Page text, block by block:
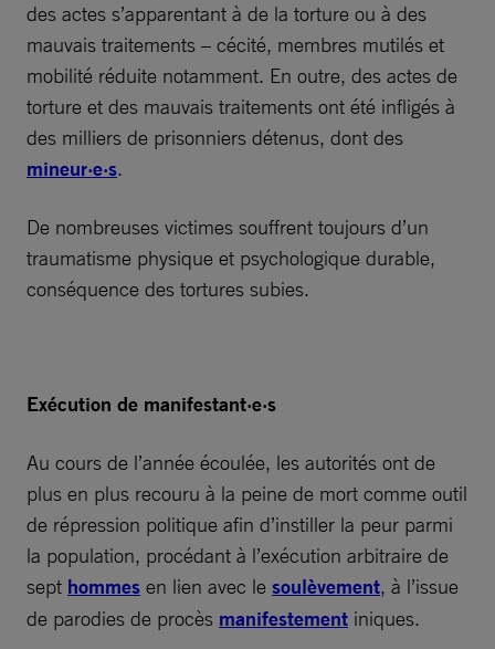
des actes s’apparentant à de la torture ou à des
mauvais traitements – cécité, membres mutilés et
mobilité réduite notamment. En outre, des actes de
torture et des mauvais traitements ont été infligés à
des milliers de prisonniers détenus, dont des
mineur·e·s.
De nombreuses victimes souffrent toujours d’un
traumatisme physique et psychologique durable,
conséquence des tortures subies.
Exécution de manifestant·e·s
Au cours de l’année écoulée, les autorités ont de
plus en plus recouru à la peine de mort comme outil
de répression politique afin d’instiller la peur parmi
la population, procédant à l’exécution arbitraire de
sept hommes en lien avec le soulèvement, à l’issue
de parodies de procès manifestement iniques.